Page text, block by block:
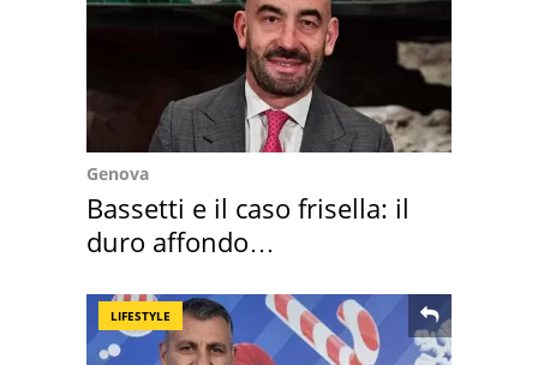
Genova
Bassetti e il caso frisella: il
duro affondo
LIFESTYLE